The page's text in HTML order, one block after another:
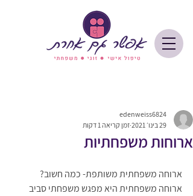
ארוחות משפחתיות
edenweiss6824
29 בינו׳ 2021
זמן קריאה 1 דקות
ארוחה משפחתית משותפת- כמה חשוב?
ארוחה משפחתית היא מפגש משפחתי סביב